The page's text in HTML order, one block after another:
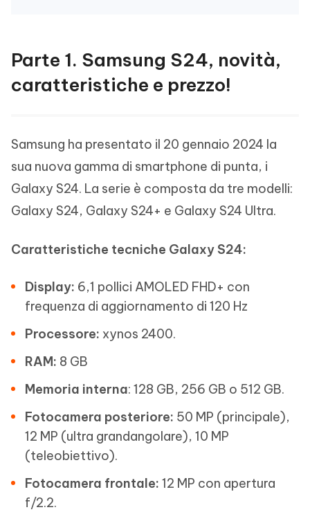
Parte 1. Samsung S24, novità,
caratteristiche e prezzo!
Samsung ha presentato il 20 gennaio 2024 la
sua nuova gamma di smartphone di punta, i
Galaxy S24. La serie è composta da tre modelli:
Galaxy S24, Galaxy S24+ e Galaxy S24 Ultra.
Caratteristiche tecniche Galaxy S24:
Display: 6,1 pollici AMOLED FHD+ con
frequenza di aggiornamento di 120 Hz
Processore: xynos 2400.
RAM: 8 GB
Memoria interna: 128 GB, 256 GB o 512 GB.
Fotocamera posteriore: 50 MP (principale),
12 MP (ultra grandangolare), 10 MP
(teleobiettivo).
Fotocamera frontale: 12 MP con apertura
f/2.2.